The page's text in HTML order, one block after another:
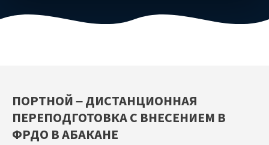
ПОРТНОЙ – ДИСТАНЦИОННАЯ
ПЕРЕПОДГОТОВКА С ВНЕСЕНИЕМ В
ФРДО В АБАКАНЕ